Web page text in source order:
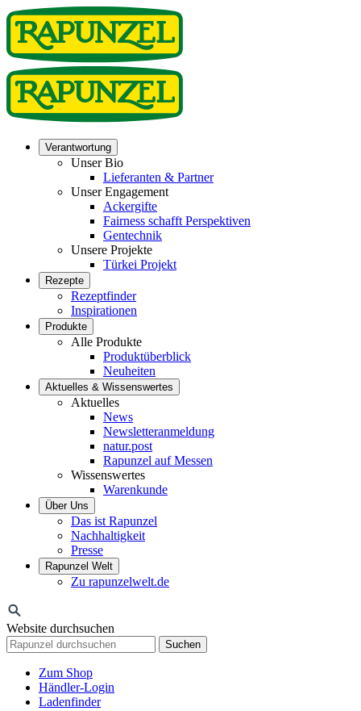
Verantwortung
Unser Bio
Lieferanten & Partner
Unser Engagement
Ackergifte
Fairness schafft Perspektiven
Gentechnik
Unsere Projekte
Türkei Projekt
Rezepte
Rezeptfinder
Inspirationen
Produkte
Alle Produkte
Produktüberblick
Neuheiten
Aktuelles & Wissenswertes
Aktuelles
News
Newsletteranmeldung
natur.post
Rapunzel auf Messen
Wissenswertes
Warenkunde
Über Uns
Das ist Rapunzel
Nachhaltigkeit
Presse
Rapunzel Welt
Zu rapunzelwelt.de
Website durchsuchen
Suchen
Zum Shop
Händler-Login
Ladenfinder